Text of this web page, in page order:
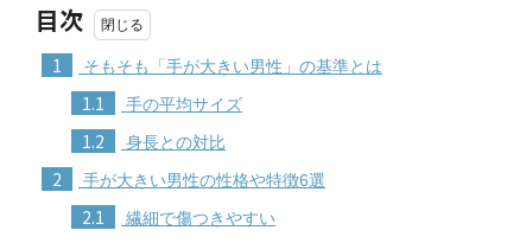
目次
1 そもそも「手が大きい男性」の基準とは
1.1 手の平均サイズ
1.2 身長との対比
2 手が大きい男性の性格や特徴6選
2.1 繊細で傷つきやすい